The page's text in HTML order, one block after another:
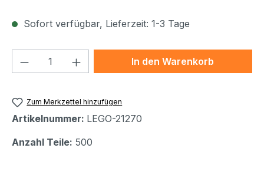
Sofort verfügbar, Lieferzeit: 1-3 Tage
Produkt Anzahl: Gib denIn den Warenkorb
Zum Merkzettel hinzufügen
Artikelnummer: LEGO-21270
Anzahl Teile: 500